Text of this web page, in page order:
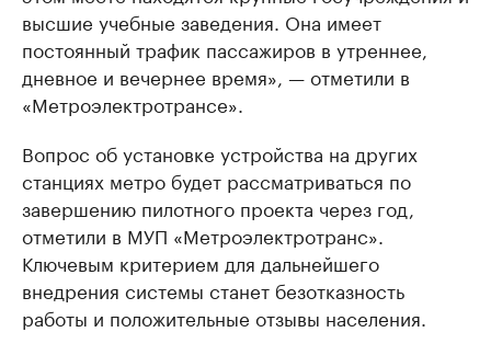
высшие учебные заведения. Она имеет
постоянный трафик пассажиров в утреннее,
дневное и вечернее время», — отметили в
«Метроэлектротрансе».
Вопрос об установке устройства на других
станциях метро будет рассматриваться по
завершению пилотного проекта через год,
отметили в МУП «Метроэлектротранс».
Ключевым критерием для дальнейшего
внедрения системы станет безотказность
работы и положительные отзывы населения.